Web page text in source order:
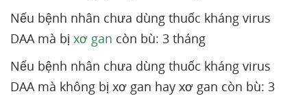
Nếu bệnh nhân chưa dùng thuốc kháng virus
DAA mà bị xơ gan còn bù: 3 tháng
Nếu bệnh nhân chưa dùng thuốc kháng virus
DAA mà không bị xơ gan hay xơ gan còn bù: 3